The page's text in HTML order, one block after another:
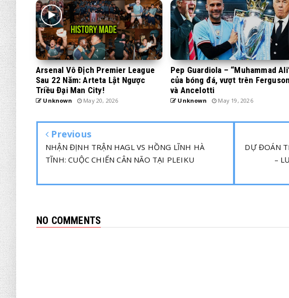
Arsenal Vô Địch Premier League
Sau 22 Năm: Arteta Lật Ngược
Triều Đại Man City!
Unknown May 20, 2026
Pep Guardiola – “Muhammad
của bóng đá, vượt trên Ferguson
và Ancelotti
Unknown May 19, 2026
Previous
NHẬN ĐỊNH TRẬN HAGL VS HỒNG LĨNH HÀ
TĨNH: CUỘC CHIẾN CÂN NÃO TẠI PLEIKU
DỰ ĐOÁN
–
NO COMMENTS